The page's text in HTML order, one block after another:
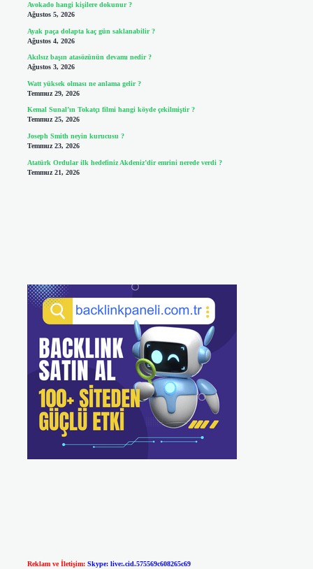
Avokado hangi kişilere dokunur ?
Ağustos 5, 2026
Ayak paça dolapta kaç gün saklanabilir ?
Ağustos 4, 2026
Akılsız başın atasözünün devamı nedir ?
Ağustos 3, 2026
Watt yüksek olması ne anlama gelir ?
Temmuz 29, 2026
Kemal Sunal’ın Tokatçı filmi hangi köyde çekilmiştir ?
Temmuz 25, 2026
Joseph Smith neyin kurucusu ?
Temmuz 23, 2026
Atatürk Ordular ilk hedefiniz Akdeniz’dir emrini nerede verdi ?
Temmuz 21, 2026
Reklam ve İletişim: Skype: live:.cid.575569c608265c69